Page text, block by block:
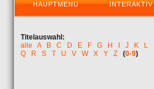
HAUPTMENU INTERAKTIV
Titelauswahl:
alle
A B C D E F G H J K L
Q
R S T U V W X Y Z (0-9)